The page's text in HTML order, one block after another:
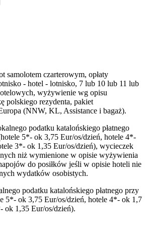
samolotem czarterowym, opłaty
- hotel - lotnisko, 7 lub 10 lub 11 lub
wyżywienie wg opisu
polskiego rezydenta, pakiet
(NNW, KL, Assistance i bagaż).
podatku katalońskiego płatnego
5*- ok 3,75 Eur/os/dzień, hotele 4*-
3*- ok 1,35 Eur/os/dzień), wycieczek
niż wymienione w opisie wyżywienia
do posiłków jeśli w opisie hoteli nie
wydatków osobistych.
podatku katalońskiego płatnego przy
5*- ok 3,75 Eur/os/dzień, hotele 4*- ok 1,7
ok 1,35 Eur/os/dzień).